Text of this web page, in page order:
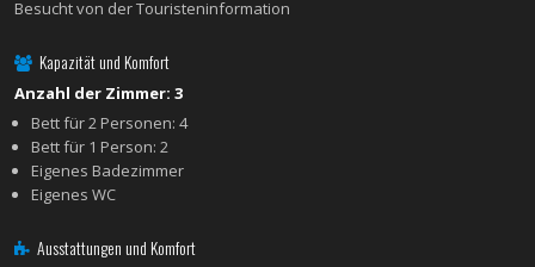
Besucht von der Touristeninformation
Kapazität und Komfort
Anzahl der Zimmer: 3
Bett für 2 Personen: 4
Bett für 1 Person: 2
Eigenes Badezimmer
Eigenes WC
Ausstattungen und Komfort